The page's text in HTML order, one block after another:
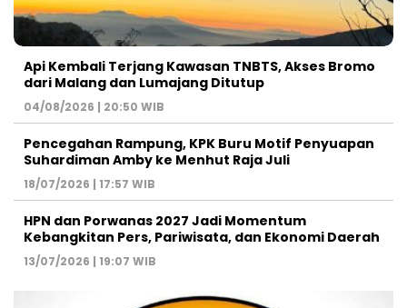
Api Kembali Terjang Kawasan TNBTS, Akses Bromo
dari Malang dan Lumajang Ditutup
04/08/2026 | 20:50 WIB
Pencegahan Rampung, KPK Buru Motif Penyuapan
Suhardiman Amby ke Menhut Raja Juli
18/07/2026 | 17:57 WIB
HPN dan Porwanas 2027 Jadi Momentum
Kebangkitan Pers, Pariwisata, dan Ekonomi Daerah
13/07/2026 | 19:07 WIB